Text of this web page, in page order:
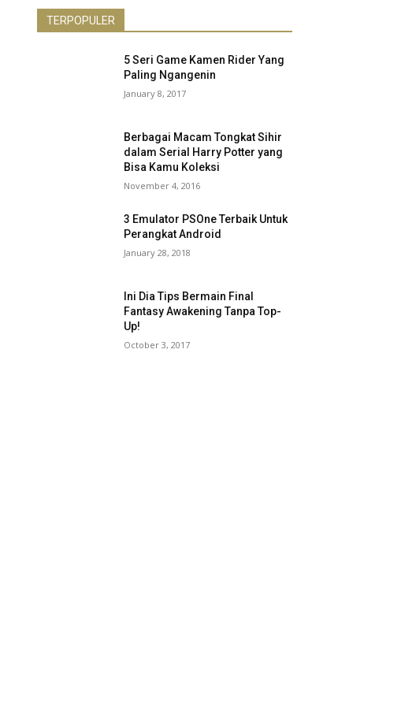
TERPOPULER
5 Seri Game Kamen Rider Yang
Paling Ngangenin
January 8, 2017
Berbagai Macam Tongkat Sihir
dalam Serial Harry Potter yang
Bisa Kamu Koleksi
November 4, 2016
3 Emulator PSOne Terbaik Untuk
Perangkat Android
January 28, 2018
Ini Dia Tips Bermain Final
Fantasy Awakening Tanpa Top-
Up!
October 3, 2017